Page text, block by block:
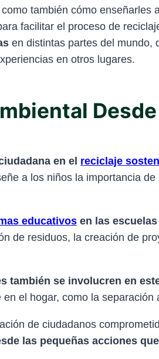
también cómo enseñarles a
facilitar el proceso de
en distintas partes del mundo,
en otros lugares.
en el reciclaje
a los niños la importancia
educativos en las
de residuos, la creación de
también se involucren en
el hogar, como la
de ciudadanos
las pequeñas acciones